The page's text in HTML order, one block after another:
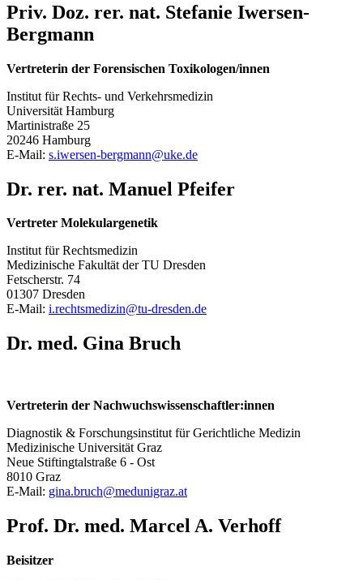
Priv. Doz. rer. nat. Stefanie Iwersen-
Bergmann
Vertreterin der Forensischen Toxikologen/innen
Institut für Rechts- und Verkehrsmedizin
Universität Hamburg
Martinistraße 25
20246 Hamburg
E-Mail: s.iwersen-bergmann@uke.de
Dr. rer. nat. Manuel Pfeifer
Vertreter Molekulargenetik
Institut für Rechtsmedizin
Medizinische Fakultät der TU Dresden
Fetscherstr. 74
01307 Dresden
E-Mail: i.rechtsmedizin@tu-dresden.de
Dr. med. Gina Bruch
Vertreterin der Nachwuchswissenschaftler:innen
Diagnostik & Forschungsinstitut für Gerichtliche Medizin
Medizinische Universität Graz
Neue Stiftingtalstraße 6 - Ost
8010 Graz
E-Mail: gina.bruch@medunigraz.at
Prof. Dr. med. Marcel A. Verhoff
Beisitzer